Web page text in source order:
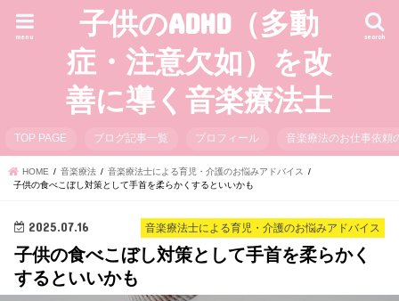
子供のADHD（多動
症・注意欠如）を改
善に導く音楽療法士
search
menu
TOP PAGE ブログ記事一覧 プロフィール 音楽療法のお仕事依頼
HOME 音楽療法
音楽療法士による育児・介護のお悩みアドバイス
子供の食べこぼし対策として手首を柔らかくするといいかも
音楽療法士による育児・介護のお悩みアドバイス
2025.07.16
子供の食べこぼし対策として手首を柔らかく
するといいかも